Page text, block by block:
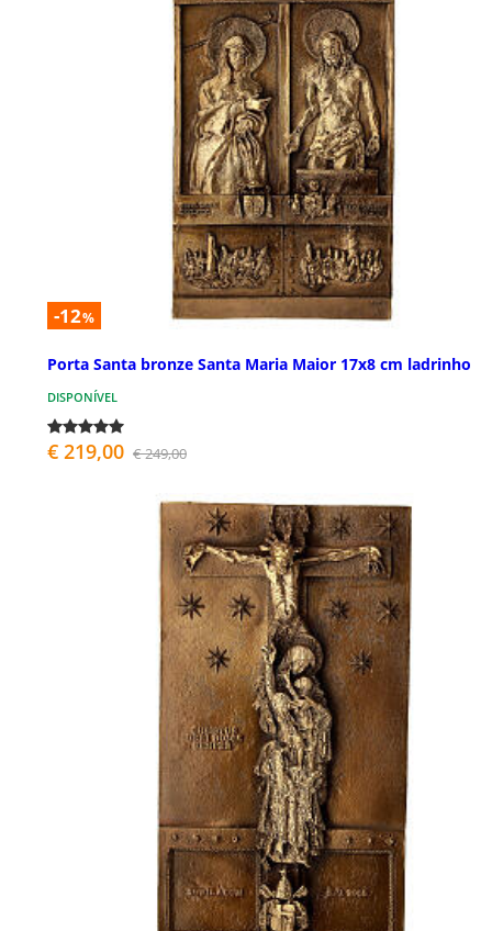
-12%
Porta Santa bronze Santa Maria Maior 17x8 cm ladrinho
DISPONÍVEL
€ 219,00 € 249,00